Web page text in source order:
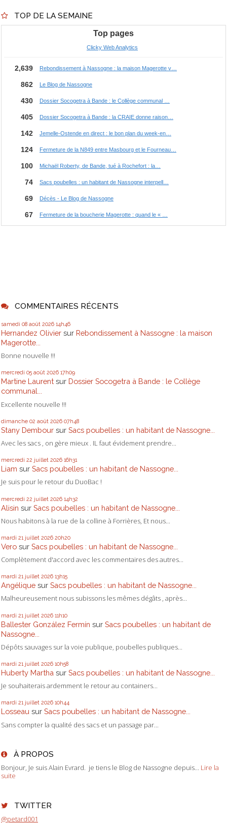
TOP DE LA SEMAINE
COMMENTAIRES RÉCENTS
samedi 08 août 2026 14h46
Hernandez Olivier sur Rebondissement à Nassogne : la maison
Magerotte...
Bonne nouvelle !!!
mercredi 05 août 2026 17h09
Martine Laurentsur Dossier Socogetra à Bande : le Collège
communal...
Excellente nouvelle !!!
dimanche 02 août 2026 07h48
Stany Dembour sur Sacs poubelles : un habitant de Nassogne...
Avec les sacs , on gère mieux . IL faut évidement prendre...
mercredi 22 juillet 2026 16h31
Liam sur Sacs poubelles : un habitant de Nassogne...
Je suis pour le retour du DuoBac !
mercredi 22 juillet 2026 14h32
Alisin sur Sacs poubelles : un habitant de Nassogne...
Nous habitons à la rue de la colline à Forrières, Et nous...
mardi 21 juillet 2026 20h20
Vero sur Sacs poubelles : un habitant de Nassogne...
Complètement d'accord avec les commentaires des autres...
mardi 21 juillet 2026 13h15
Angélique sur Sacs poubelles : un habitant de Nassogne...
Malheureusement nous subissons les mêmes dégâts , après...
mardi 21 juillet 2026 11h10
Ballester González Fermín sur Sacs poubelles : un habitant de
Nassogne...
Dépôts sauvages sur la voie publique, poubelles publiques...
mardi 21 juillet 2026 10h58
Huberty Martha sur Sacs poubelles : un habitant de Nassogne...
Je souhaiterais ardemment le retour au containers...
mardi 21 juillet 2026 10h44
Losseau sur Sacs poubelles : un habitant de Nassogne...
Sans compter la qualité des sacs et un passage par...
À PROPOS
Bonjour, Je suis Alain Evrard. je tiens le Blog de Nassogne depuis... Lire la
suite
TWITTER
@petard001